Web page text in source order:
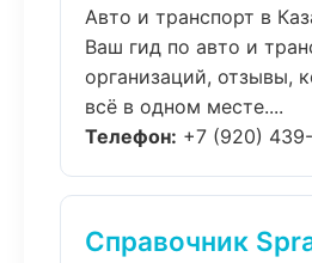
Авто и транспорт в
Ваш гид по авто и
организаций, отзывы,
всё в одном месте....
Телефон: +7 (920)
Справочник